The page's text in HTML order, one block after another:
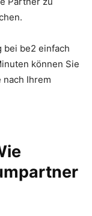
bei be2 einfach
können Sie
Ihrem